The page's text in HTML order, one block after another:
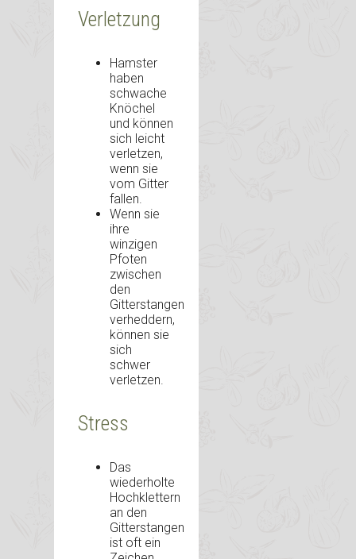
Verletzung
Hamster
haben
schwache
Knöchel
und können
sich leicht
verletzen,
wenn sie
vom Gitter
fallen.
Wenn sie
ihre
winzigen
Pfoten
zwischen
den
Gitterstangen
verheddern,
können sie
sich
schwer
verletzen.
Stress
Das
wiederholte
Hochklettern
an den
Gitterstangen
ist oft ein